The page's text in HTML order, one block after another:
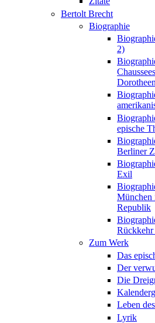
Bertolt Brecht
Biographie
2)
epische
Berliner
Exil
München
Republik
Zum Werk
Das
Der
Die
Leben
Lyrik